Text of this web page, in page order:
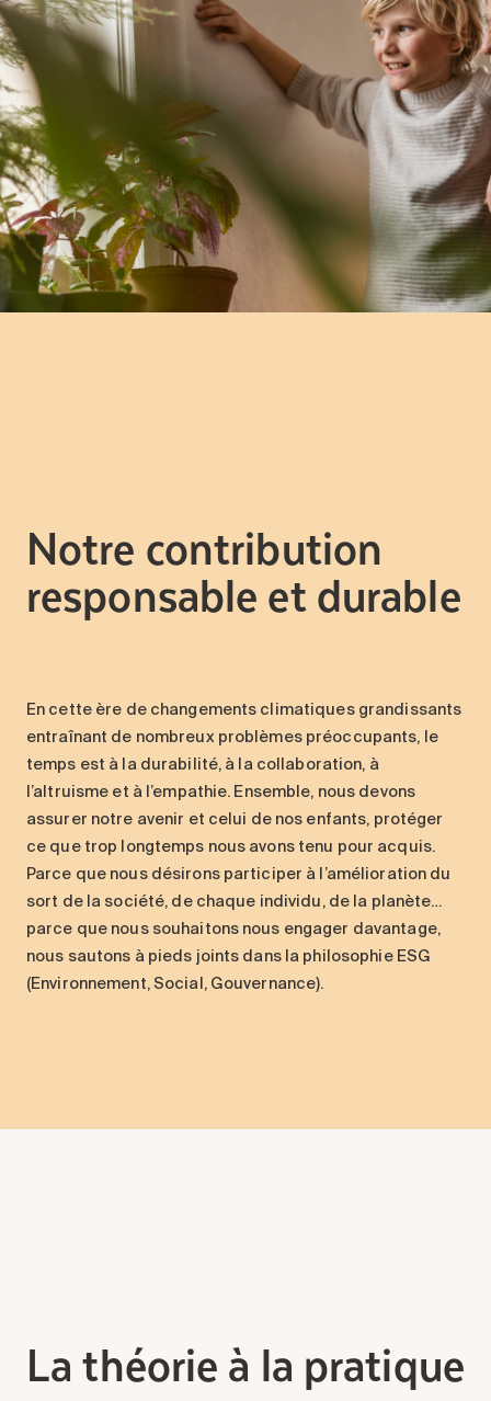
Comprendre la vie en résidence
Faire le bon choix
Comprendre les coûts
Les 6 étapes de décision
Votre arrivée en résidence
Témoignages
Ce qui est inclus
Votre appartement
Aires communes
Stationnement
Longue durée
Les 8 étapes d’emménagement
Nos résidences
Emplois
À propos
Nouvelles
Rechercher&nbsp;:
Notre contribution
responsable et durable
En cette ère de changements climatiques grandissants
entraînant de nombreux problèmes préoccupants, le
temps est à la durabilité, à la collaboration, à
l’altruisme et à l’empathie. Ensemble, nous devons
assurer notre avenir et celui de nos enfants, protéger
ce que trop longtemps nous avons tenu pour acquis.
Parce que nous désirons participer à l’amélioration du
sort de la société, de chaque individu, de la planète…
parce que nous souhaitons nous engager davantage,
nous sautons à pieds joints dans la philosophie ESG
(Environnement, Social, Gouvernance).
La théorie à la pratique